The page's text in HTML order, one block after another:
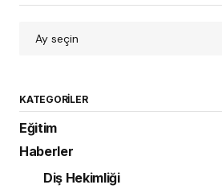
KATEGORILER
Eğitim
Haberler
Diş Hekimliği